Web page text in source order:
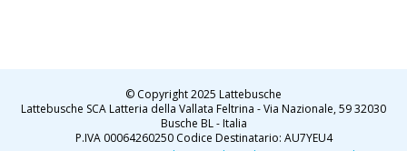
© Copyright 2025 Lattebusche
Lattebusche SCA Latteria della Vallata Feltrina - Via Nazionale, 59 32030
Busche BL - Italia
P.IVA 00064260250 Codice Destinatario: AU7YEU4